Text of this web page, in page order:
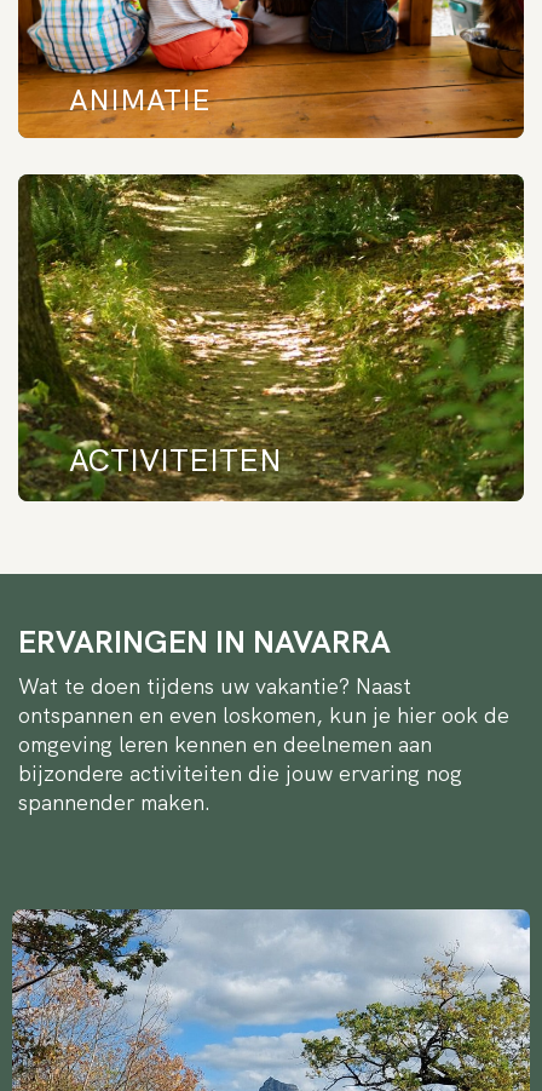
ANIMATIE
ACTIVITEITEN
Ontdek alles wat je kunt doen op Camping Etxarri. Fietsroutes, wandelen door de
Sakana-vallei, sportieve activiteiten… Een oneindig aantal ervaringen om samen met uw
dierbaren te beleven.
ACTIVITEITEN
ERVARINGEN IN NAVARRA
Wat te doen tijdens uw vakantie? Naast
ontspannen en even loskomen, kun je hier ook de
omgeving leren kennen en deelnemen aan
bijzondere activiteiten die jouw ervaring nog
spannender maken.